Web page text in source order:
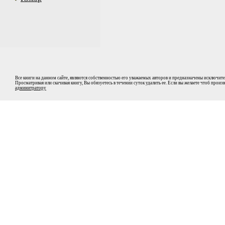
Все книги на данном сайте, являются собственностью его уважаемых авторов и предназначены
Просматривая или скачивая книгу, Вы обязуетесь в течении суток удалить ее. Если вы желаете чтоб
админитратору